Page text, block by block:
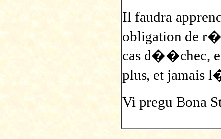
Il faudra
obligation de
cas d��chec,
plus, et jamais
Vi pregu Bona